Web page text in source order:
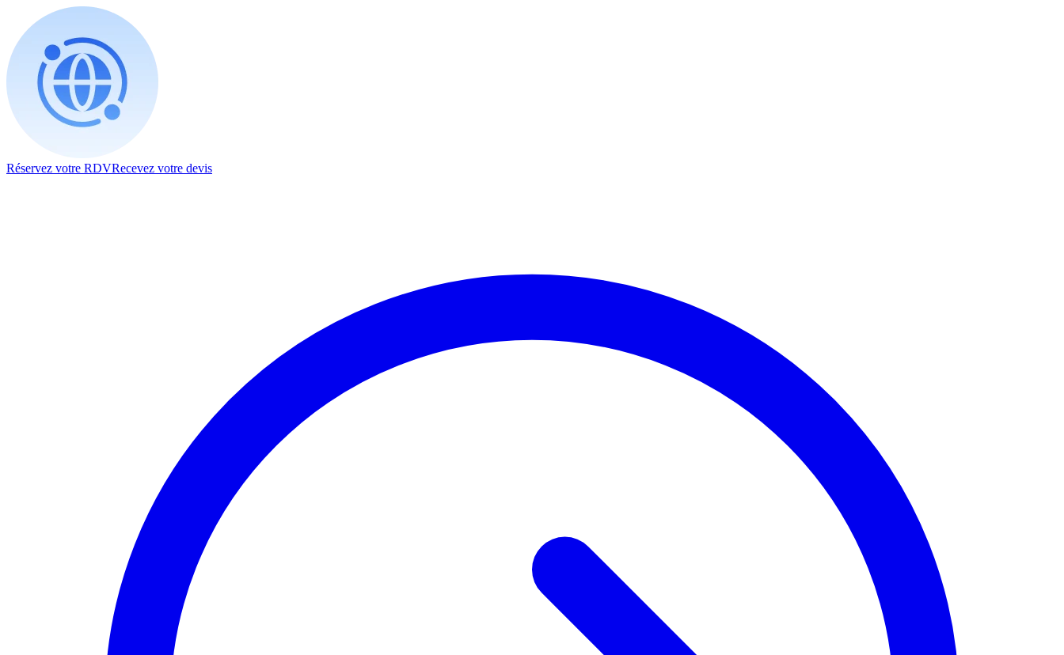
Réservez votre RDVRecevez votre devis